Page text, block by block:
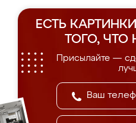
ЕСТЬ
ТОГО, ЧТО
Присылайте —